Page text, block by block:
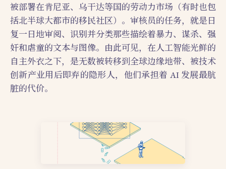
被部署在肯尼亚、乌干达等国的劳动力市场（有时也包
括北半球大都市的移民社区）。审核员的任务，就是日
复一日地审阅、识别并分类那些描绘着暴力、谋杀、强
奸和虐童的文本与图像。由此可见，在人工智能光鲜的
自主外衣之下，是无数被转移到全球边缘地带、被技术
创新产业用后即弃的隐形人，他们承担着 AI 发展最肮
脏的代价。